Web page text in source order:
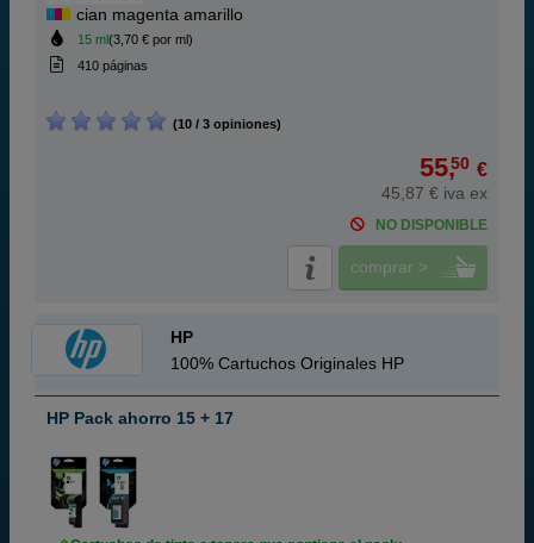
cian magenta amarillo
15 ml(3,70 € por ml)
410 páginas
(10 / 3 opiniones)
55,50 €
45,87 € iva ex
NO DISPONIBLE
comprar >
HP
100% Cartuchos Originales HP
HP Pack ahorro 15 + 17